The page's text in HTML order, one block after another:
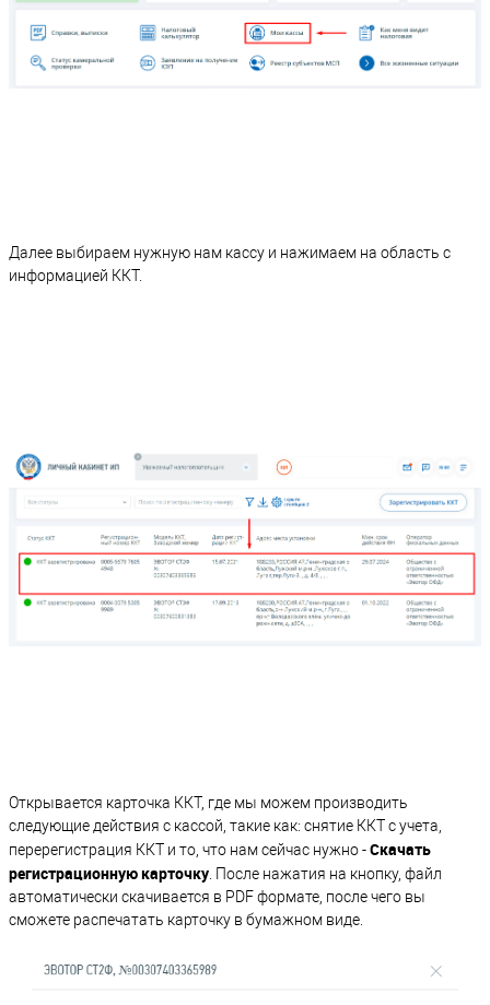
Далее выбираем нужную нам кассу и нажимаем на область с
информацией ККТ.
Открывается карточка ККТ, где мы можем производить
следующие действия с кассой, такие как: снятие ККТ с учета,
перерегистрация ККТ и то, что нам сейчас нужно -Скачать
регистрационную карточку. После нажатия на кнопку, файл
автоматически скачивается в PDF формате, после чего вы
сможете распечатать карточку в бумажном виде.